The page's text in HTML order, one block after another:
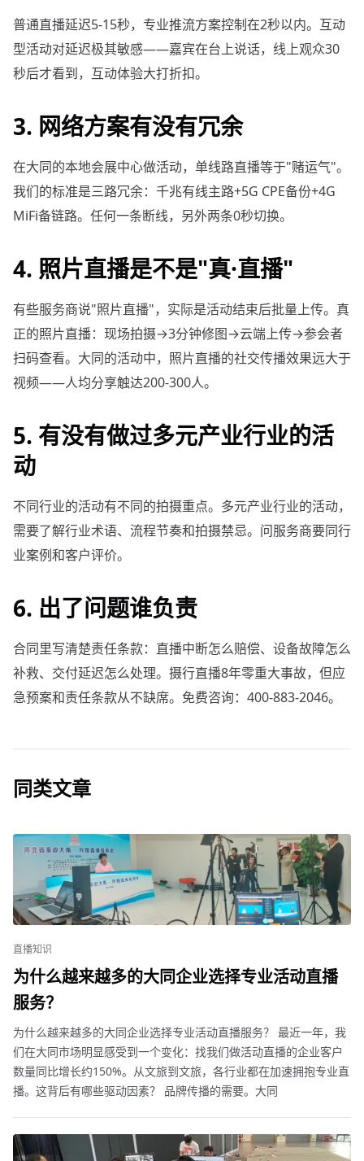
普通直播延迟5-15秒，专业推流方案控制在2秒以内。互动
型活动对延迟极其敏感——嘉宾在台上说话，线上观众30
秒后才看到，互动体验大打折扣。
3. 网络方案有没有冗余
在大同的本地会展中心做活动，单线路直播等于"赌运气"。
我们的标准是三路冗余：千兆有线主路+5G CPE备份+4G
MiFi备链路。任何一条断线，另外两条0秒切换。
4. 照片直播是不是"真·直播"
有些服务商说"照片直播"，实际是活动结束后批量上传。真
正的照片直播：现场拍摄→3分钟修图→云端上传→参会者
扫码查看。大同的活动中，照片直播的社交传播效果远大于
视频——人均分享触达200-300人。
5. 有没有做过多元产业行业的活
动
不同行业的活动有不同的拍摄重点。多元产业行业的活动，
需要了解行业术语、流程节奏和拍摄禁忌。问服务商要同行
业案例和客户评价。
6. 出了问题谁负责
合同里写清楚责任条款：直播中断怎么赔偿、设备故障怎么
补救、交付延迟怎么处理。摄行直播8年零重大事故，但应
急预案和责任条款从不缺席。免费咨询：400-883-2046。
同类文章
直播知识
为什么越来越多的大同企业选择专业活动直播
服务？
为什么越来越多的大同企业选择专业活动直播服务？ 最近一年，我
们在大同市场明显感受到一个变化：找我们做活动直播的企业客户
数量同比增长约150%。从文旅到文旅，各行业都在加速拥抱专业直
播。这背后有哪些驱动因素？ 品牌传播的需要。大同